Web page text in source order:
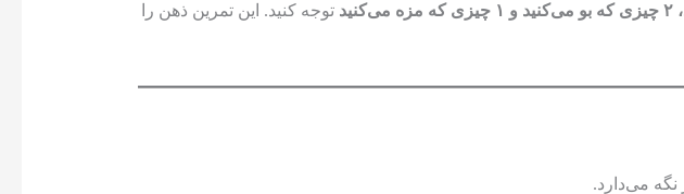
توجه کنید. این تمرین ذهن را
می‌دارد.